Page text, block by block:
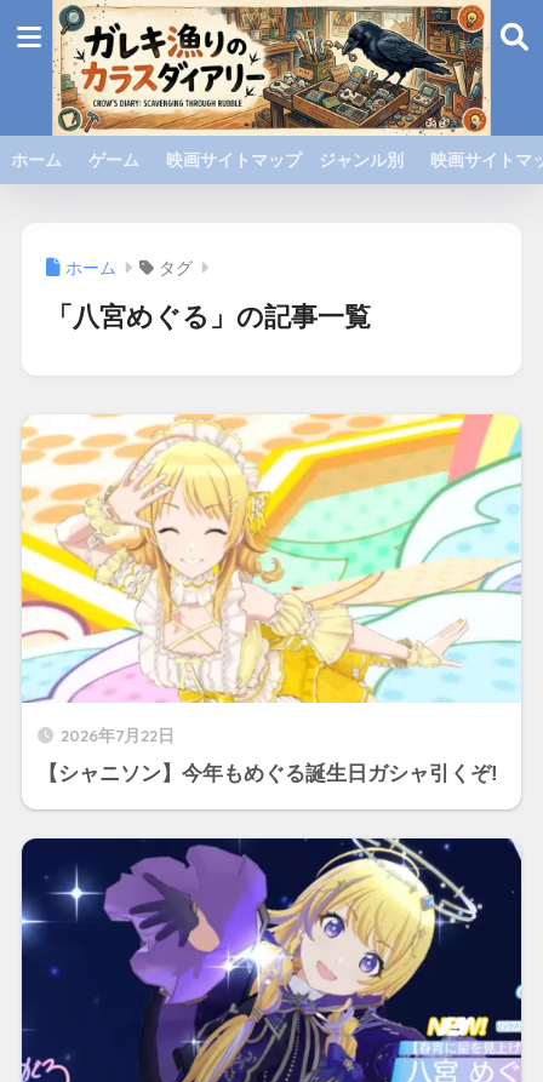
ホーム ゲーム 映画サイトマップ ジャンル別 映画サイト
ホーム タグ
「八宮めぐる」の記事一覧
2026年7月22日
【シャニソン】今年もめぐる誕生日ガシャ引くぞ!